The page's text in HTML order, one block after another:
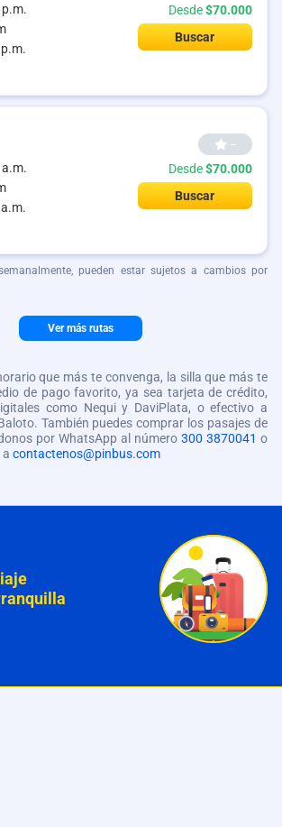
Desde$70.000
Buscar
--
Desde$70.000
Buscar
pueden estar sujetos a cambios por
Ver más rutas
que más te convenga, la silla que más te
de pago favorito, ya sea tarjeta de crédito,
como Nequi y DaviPlata, o efectivo a
También puedes comprar los pasajes de
por WhatsApp al número 300 3870041 o
contactenos@pinbus.com